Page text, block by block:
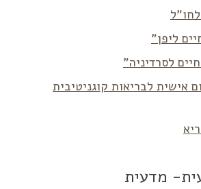
ליפן”
לסרדיניה”
אישית לבריאות קוגניטיבית
מדעית